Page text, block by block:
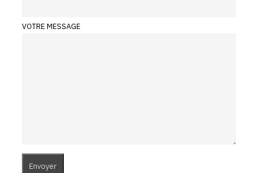
VOTRE MESSAGE